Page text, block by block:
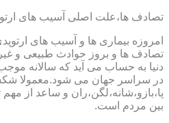
تصادف ها،علت اصلی آسیب های
امروزه بیماری ها و آسیب های
تصادف ها و بروز حوادث طبیعی و
دنیا به حساب می آید که سالانه
در سراسر جهان می شود.معمولا
پا،بازو،شانه،لگن،ران و ساعد از
بین مردم است.